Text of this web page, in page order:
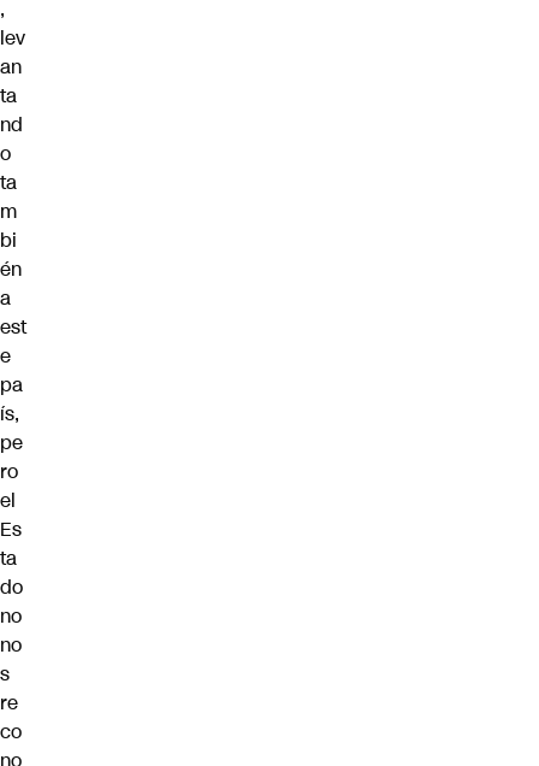
,
lev
an
ta
nd
o
ta
m
bi
én
a
est
e
pa
ís,
pe
ro
el
Es
ta
do
no
no
s
re
co